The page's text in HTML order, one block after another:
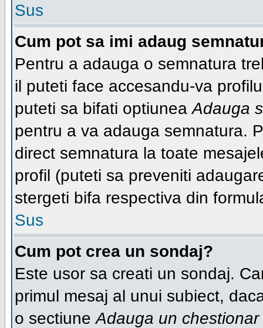
Sus
Cum pot sa imi adaug
Pentru a adauga o semnatura
il puteti face accesandu-va
puteti sa bifati optiuneaAdauga
pentru a va adauga semnatura.
direct semnatura la toate
profil (puteti sa preveniti
stergeti bifa respectiva din
Sus
Cum pot crea un sondaj?
Este usor sa creati un sondaj.
primul mesaj al unui subiect,
o sectiuneAdauga un chestionar